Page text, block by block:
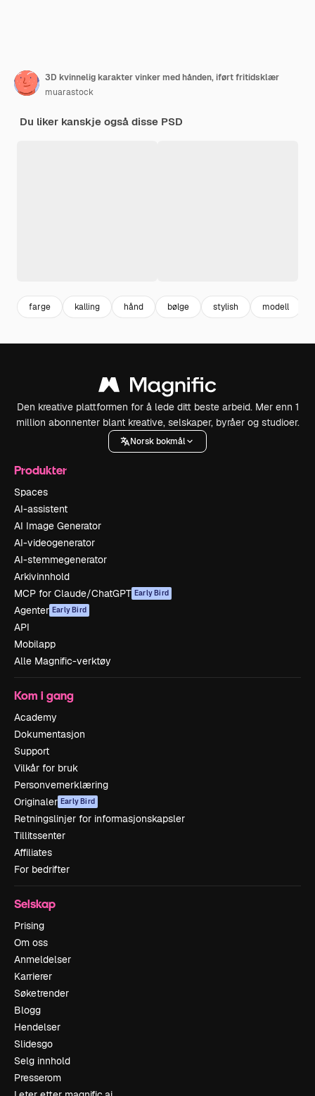
3D kvinnelig karakter vinker med hånden, iført fritidsklær
muarastock
Du liker kanskje også disse PSD
farge kalling hånd bølge stylish modell
Den kreative plattformen for å lede ditt beste arbeid. Mer enn 1
million abonnenter blant kreative, selskaper, byråer og studioer.
Norsk bokmål
Produkter
Spaces
AI-assistent
AI Image Generator
AI-videogenerator
AI-stemmegenerator
Arkivinnhold
MCP for Claude/ChatGPT Early Bird
Agenter Early Bird
API
Mobilapp
Alle Magnific-verktøy
Kom i gang
Academy
Dokumentasjon
Support
Vilkår for bruk
Personvernerklæring
Originaler Early Bird
Retningslinjer for informasjonskapsler
Tillitssenter
Affiliates
For bedrifter
Selskap
Prising
Om oss
Anmeldelser
Karrierer
Søketrender
Blogg
Hendelser
Slidesgo
Selg innhold
Presserom